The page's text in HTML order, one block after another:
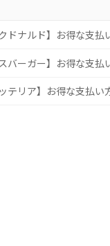
クドナルド】お得な支払
スバーガー】お得な支払
ッテリア】お得な支払い